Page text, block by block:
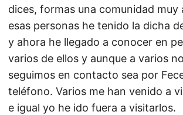
dices, formas una comunidad muy
esas personas he tenido la dicha
y ahora he llegado a conocer en
varios de ellos y aunque a varios
seguimos en contacto sea por
teléfono. Varios me han venido a
e igual yo he ido fuera a visitarlos.